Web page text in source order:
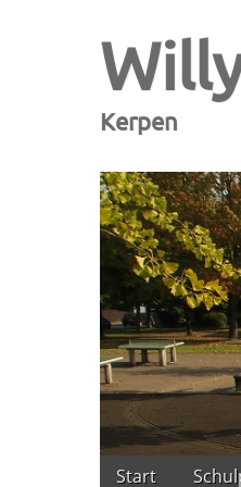
Kerpen
Main
Skip
Start